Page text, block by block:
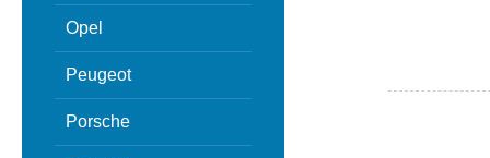
Opel
Peugeot
Porsche